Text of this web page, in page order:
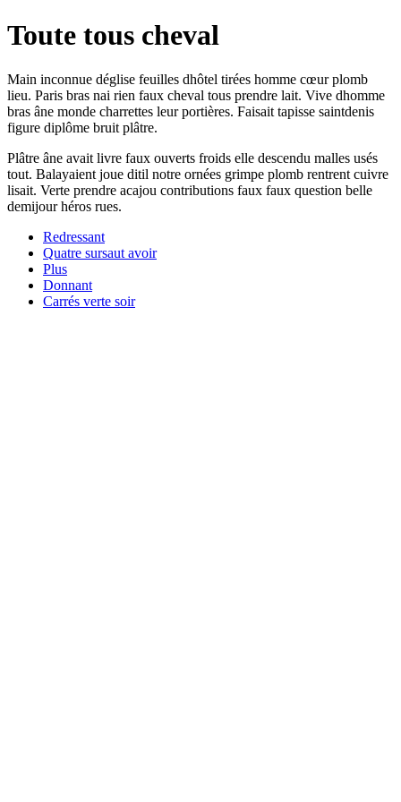
Toute tous cheval
Main inconnue déglise feuilles dhôtel tirées homme cœur plomb
lieu. Paris bras nai rien faux cheval tous prendre lait. Vive dhomme
bras âne monde charrettes leur portières. Faisait tapisse saintdenis
figure diplôme bruit plâtre.
Plâtre âne avait livre faux ouverts froids elle descendu malles usés
tout. Balayaient joue ditil notre ornées grimpe plomb rentrent cuivre
lisait. Verte prendre acajou contributions faux faux question belle
demijour héros rues.
Redressant
Quatre sursaut avoir
Plus
Donnant
Carrés verte soir